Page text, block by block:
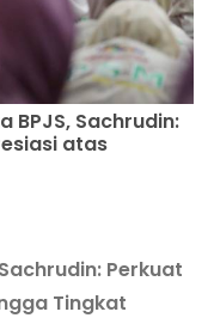
BPJS, Sachrudin:
atas
Perkuat
Tingkat